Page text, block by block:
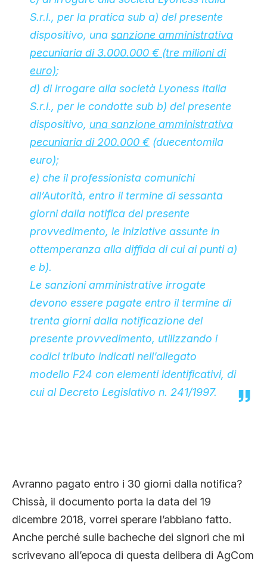
S.r.l., per la pratica sub a) del presente
dispositivo, una sanzione amministrativa
pecuniaria di 3.000.000 € (tre milioni di
euro);
d) di irrogare alla società Lyoness Italia
S.r.l., per le condotte sub b) del presente
dispositivo, una sanzione amministrativa
pecuniaria di 200.000 € (duecentomila
euro);
e) che il professionista comunichi
all’Autorità, entro il termine di sessanta
giorni dalla notifica del presente
provvedimento, le iniziative assunte in
ottemperanza alla diffida di cui ai punti a)
e b).
Le sanzioni amministrative irrogate
devono essere pagate entro il termine di
trenta giorni dalla notificazione del
presente provvedimento, utilizzando i
codici tributo indicati nell’allegato
modello F24 con elementi identificativi, di
cui al Decreto Legislativo n. 241/1997.
Avranno pagato entro i 30 giorni dalla notifica?
Chissà, il documento porta la data del 19
dicembre 2018, vorrei sperare l’abbiano fatto.
Anche perché sulle bacheche dei signori che mi
scrivevano all’epoca di questa delibera di AgCom